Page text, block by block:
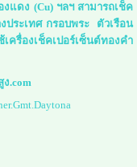
แดง (Cu) ฯลฯ สามารถเช็ค
ประเทศ กรอบพระ ตัวเรือน
ครื่องเช็คเปอร์เซ็นต์ทองคำ
.com